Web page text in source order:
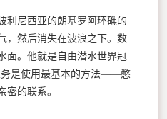
利尼西亚的朗基罗阿环礁的
，然后消失在波浪之下。数
面。他就是自由潜水世界冠
务是使用最基本的方法——憋
密的联系。